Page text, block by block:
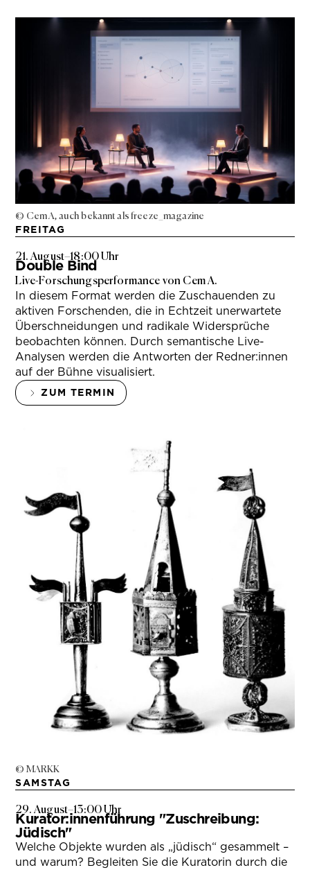
© Cem A, auch bekannt als freeze_magazine
FREITAG
21. August–18:00 Uhr
Double Bind
Live-Forschungsperformance von Cem A.
In diesem Format werden die Zuschauenden zu
aktiven Forschenden, die in Echtzeit unerwartete
Überschneidungen und radikale Widersprüche
beobachten können. Durch semantische Live-
Analysen werden die Antworten der Redner:innen
auf der Bühne visualisiert.
ZUM TERMIN
© MARKK
SAMSTAG
29. August–13:00 Uhr
Kurator:innenführung "Zuschreibung:
Jüdisch"
Welche Objekte wurden als „jüdisch“ gesammelt –
und warum? Begleiten Sie die Kuratorin durch die